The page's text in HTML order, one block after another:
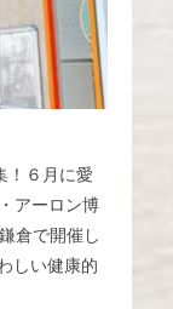
！６月に愛
アーロン博
倉で開催し
しい健康的